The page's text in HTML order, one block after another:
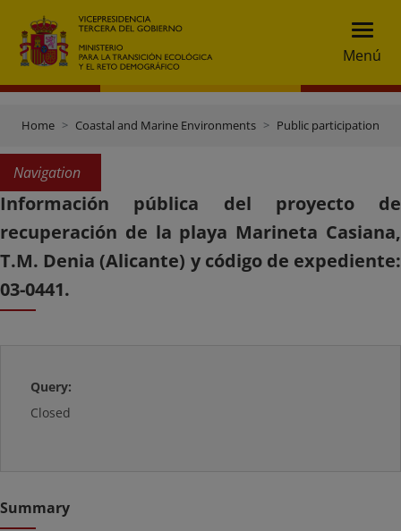
Menú
Home Coastal and Marine Environments Public participation
Navigation
Información pública del proyecto de
recuperación de la playa Marineta Casiana,
T.M. Denia (Alicante) y código de expediente:
03-0441.
Query:
Closed
Summary